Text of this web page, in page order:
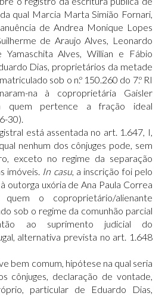
qual Marcia Marta Simião Fornari,
de Andrea Monique Lopes
de Araujo Alves, Leonardo
Yamaschita Alves, Willian e Fábio
Dias, proprietários da metade
sob o n.º 150.260 do 7.º RI
na à coproprietária Gaisler
quem pertence a fração ideal
30).
está assentada no art. 1.647, I,
nenhum dos cônjuges pode, sem
exceto no regime da separação
imóveis. In casu, a inscrição foi pelo
outorga uxória de Ana Paula Correa
o coproprietário/alienante
sob o regime da comunhão parcial
ao suprimento judicial do
alternativa prevista no art. 1.648
bem comum, hipótese na qual seria
cônjuges, declaração de vontade,
particular de Eduardo Dias,